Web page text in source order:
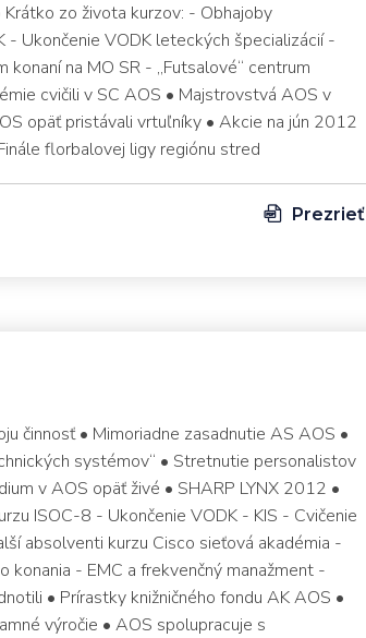
zo života kurzov: - Obhajoby
- Ukončenie VODK leteckých špecializácií -
na MO SR - „Futsalové“ centrum
cvičili v SC AOS • Majstrovstvá AOS v
opäť pristávali vrtuľníky • Akcie na jún 2012
florbalovej ligy regiónu stred
Prezrieť
činnosť • Mimoriadne zasadnutie AS AOS •
systémov“ • Stretnutie personalistov
v AOS opäť živé • SHARP LYNX 2012 •
ISOC-8 - Ukončenie VODK - KIS - Cvičenie
absolventi kurzu Cisco sieťová akadémia -
konania - EMC a frekvenčný manažment -
• Prírastky knižničného fondu AK AOS •
výročie • AOS spolupracuje s